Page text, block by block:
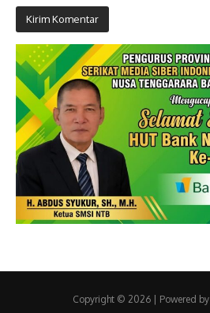
Copyright © 2026 | Powered by